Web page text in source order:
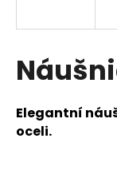
Elegantní
oceli.
í
t
?